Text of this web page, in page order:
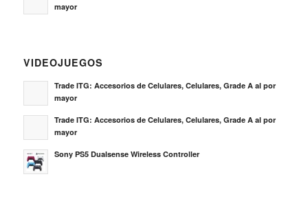
mayor
VIDEOJUEGOS
Trade ITG: Accesorios de Celulares, Celulares, Grade A al por
mayor
Trade ITG: Accesorios de Celulares, Celulares, Grade A al por
mayor
Sony PS5 Dualsense Wireless Controller